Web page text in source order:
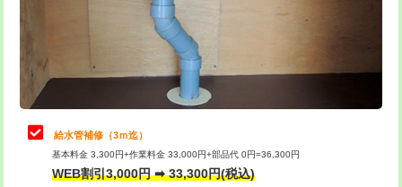
排水管工事（排水管工事/3ｍまで） 55,000円
排水管工事（追加 排水管工事/3ｍ超
マス交換（土の掘削・埋め戻し作業）
マス交換（深さ50㎝未満）
8,800円
止水・漏水調査・防水処理・清掃・修
理・調整・分解・加工など（軽作業）
11,000円
止水・漏水調査・防水処理・清掃・修
理・調整・分解・加工など（中作業）
止水・漏水調査・防水処理・清掃・修
理・調整・分解・加工など（重作業）
33,000円
給水管補修（3ｍ迄）
基本料金 3,300円+作業料金 33,000円+部品代 0円=36,300円
WEB割引3,000円 ➡ 33,300円(税込)